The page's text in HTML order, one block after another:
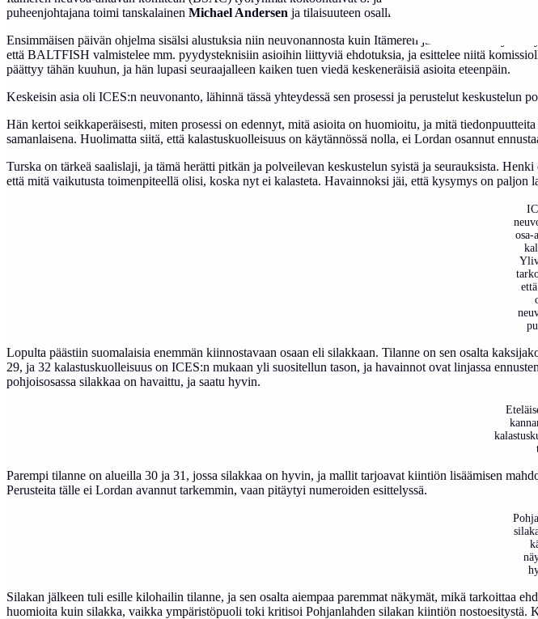
puheenjohtajana toimi tanskalainen Michael Andersen ja tilaisuuteen osallistui lähes viisikymmentä
Ensimmäisen päivän ohjelma sisälsi alustuksia niin neuvonannosta kuin Itämeren jäsenvaltioiden
että BALTFISH valmistelee mm. pyydysteknisiin asioihin liittyviä ehdotuksia, ja esittelee niitä
päättyy tähän kuuhun, ja hän lupasi seuraajalleen kaiken tuen viedä keskeneräisiä asioita eteenpäin.
Keskeisin asia oli ICES:n neuvonanto, lähinnä tässä yhteydessä sen prosessi ja perustelut
Hän kertoi seikkaperäisesti, miten prosessi on edennyt, mitä asioita on huomioitu, ja mitä
samanlaisena. Huolimatta siitä, että kalastuskuolleisuus on käytännössä nolla, ei Lordan osannut
Turska on tärkeä saalislaji, ja tämä herätti pitkän ja polveilevan keskustelun syistä ja seurauksista.
että mitä vaikutusta toimenpiteellä olisi, koska nyt ei kalasteta. Havainnoksi jäi, että kysymys on paljon
osa-
Lopulta päästiin suomalaisia enemmän kiinnostavaan osaan eli silakkaan. Tilanne on sen osalta
29, ja 32 kalastuskuolleisuus on ICES:n mukaan yli suositellun tason, ja havainnot ovat linjassa
pohjoisosassa silakkaa on havaittu, ja saatu hyvin.
Parempi tilanne on alueilla 30 ja 31, jossa silakkaa on hyvin, ja mallit tarjoavat kiintiön lisäämisen
Perusteita tälle ei Lordan avannut tarkemmin, vaan pitäytyi numeroiden esittelyssä.
Silakan jälkeen tuli esille kilohailin tilanne, ja sen osalta aiempaa paremmat näkymät, mikä tarkoittaa
huomioita kuin silakka, vaikka ympäristöpuoli toki kritisoi Pohjanlahden silakan kiintiön